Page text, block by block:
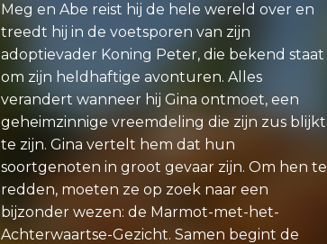
Meg en Abe reist hij de hele wereld over en
treedt hij in de voetsporen van zijn
adoptievader Koning Peter, die bekend staat
om zijn heldhaftige avonturen. Alles
verandert wanneer hij Gina ontmoet, een
geheimzinnige vreemdeling die zijn zus blijkt
te zijn. Gina vertelt hem dat hun
soortgenoten in groot gevaar zijn. Om hen te
redden, moeten ze op zoek naar een
bijzonder wezen: de Marmot-met-het-
Achterwaartse-Gezicht. Samen begint de